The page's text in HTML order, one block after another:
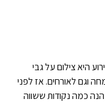
היא צילום על גבי
וגם לאורחים. אז לפני
כמה נקודות ששווה